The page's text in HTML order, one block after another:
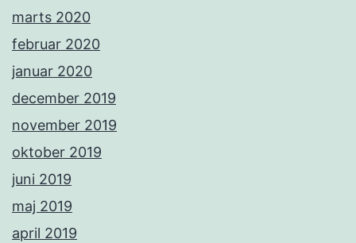
marts 2020
februar 2020
januar 2020
december 2019
november 2019
oktober 2019
juni 2019
maj 2019
april 2019